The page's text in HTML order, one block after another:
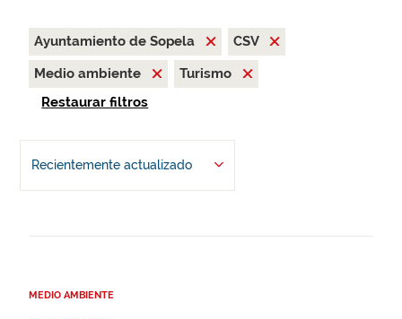
Ayuntamiento de Sopela
CSV
Medio ambiente
Turismo
Restaurar filtros
Recientemente actualizado
MEDIO AMBIENTE